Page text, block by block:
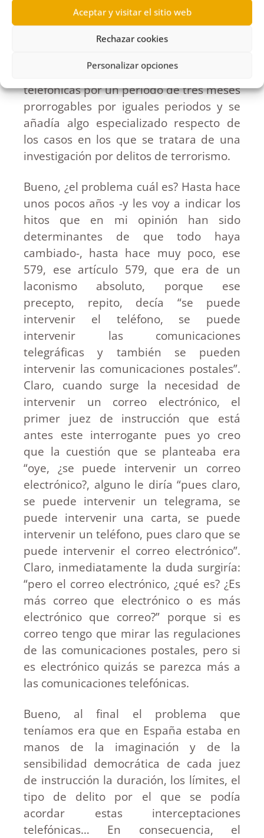
Aceptar y visitar el sitio web
Rechazar cookies
Personalizar opciones
el mismo lugar en el que se admitía la
posibilidad de intervenir las
comunicaciones postales y telegráficas
interceptar las comunicaciones
telefónicas por un periodo de tres meses
prorrogables por iguales periodos y se
añadía algo especializado respecto de
los casos en los que se tratara de una
investigación por delitos de terrorismo.
Bueno, ¿el problema cuál es? Hasta hace
unos pocos años -y les voy a indicar los
hitos que en mi opinión han sido
determinantes de que todo haya
cambiado-, hasta hace muy poco, ese
579, ese artículo 579, que era de un
laconismo absoluto, porque ese
precepto, repito, decía “se puede
intervenir el teléfono, se puede
intervenir las comunicaciones
telegráficas y también se pueden
intervenir las comunicaciones postales”.
Claro, cuando surge la necesidad de
intervenir un correo electrónico, el
primer juez de instrucción que está
antes este interrogante pues yo creo
que la cuestión que se planteaba era
“oye, ¿se puede intervenir un correo
electrónico?, alguno le diría “pues claro,
se puede intervenir un telegrama, se
puede intervenir una carta, se puede
intervenir un teléfono, pues claro que se
puede intervenir el correo electrónico”.
Claro, inmediatamente la duda surgiría:
“pero el correo electrónico, ¿qué es? ¿Es
más correo que electrónico o es más
electrónico que correo?” porque si es
correo tengo que mirar las regulaciones
de las comunicaciones postales, pero si
es electrónico quizás se parezca más a
las comunicaciones telefónicas.
Bueno, al final el problema que
teníamos era que en España estaba en
manos de la imaginación y de la
sensibilidad democrática de cada juez
de instrucción la duración, los límites, el
tipo de delito por el que se podía
acordar estas interceptaciones
telefónicas… En consecuencia, el